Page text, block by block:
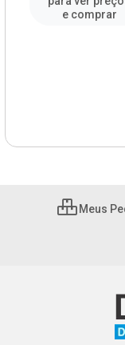
e comprar
Meus